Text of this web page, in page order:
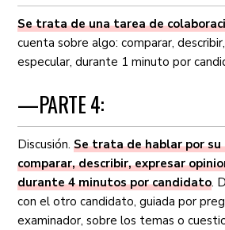
Se trata de una tarea de
cuenta sobre algo: comparar,
especular, durante 1 minuto por
—PARTE 4:
Discusión.Se trata de hablar por
comparar, describir, expresar
durante 4 minutos por candidato.
con el otro candidato, guiada por
examinador, sobre los temas o